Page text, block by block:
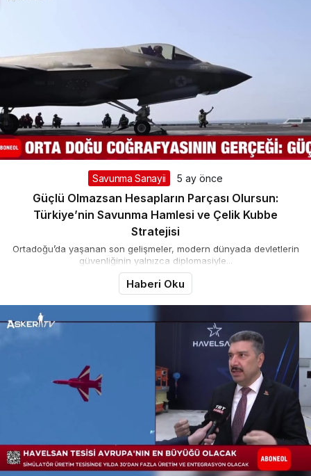
Savunma Sanayii 5 ay önce
Güçlü Olmazsan Hesapların Parçası Olursun:
Türkiye’nin Savunma Hamlesi ve Çelik Kubbe
Stratejisi
Ortadoğu’da yaşanan son gelişmeler, modern dünyada devletlerin
güvenliğinin yalnızca diplomasiyle...
Haberi Oku